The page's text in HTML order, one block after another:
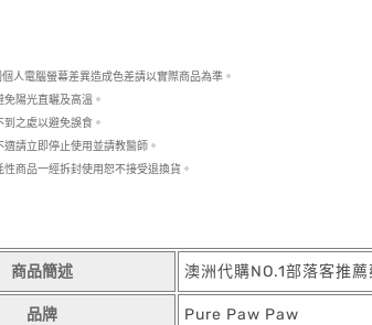
人電腦螢幕差異造成色差請以實際商品為準。
陽光直曬及高溫。
之處以避免誤食。
請立即停止使用並請教醫師。
商品一經拆封使用恕不接受退換貨。
商品簡述 澳洲代購NO.1部落客推
品牌 Pure Paw Paw